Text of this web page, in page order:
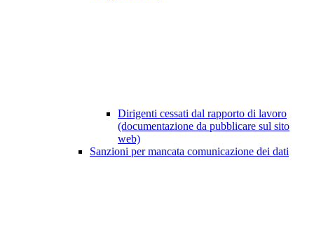
Dirigenti cessati dal rapporto di lavoro
(documentazione da pubblicare sul sito
web)
Sanzioni per mancata comunicazione dei dati